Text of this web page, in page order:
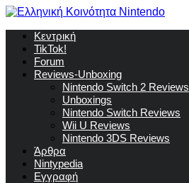
Κεντρική
TikTok!
Forum
Reviews-Unboxing
Nintendo Switch 2 Reviews
Unboxings
Nintendo Switch Reviews
Wii U Reviews
Nintendo 3DS Reviews
Άρθρα
Nintypedia
Εγγραφή